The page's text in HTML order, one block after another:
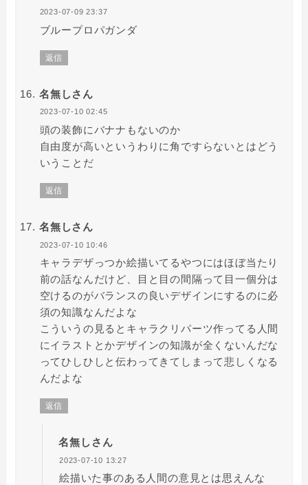
2023-07-09 23:37
ブループロパガンダ
返信
名無しさん
2023-07-10 02:45
頭の装飾にバナナもないのか
自由度が高いというわりに角ですらないとはどう
いうことだ
返信
名無しさん
2023-07-10 10:46
キャラデザっつか絵描いてるやつにはほぼ当たり
前の話なんだけど、目と目の間隔って目一個分は
空けるのがバランスの良いデザインにするのに必
須の知識なんだよな
こういうの見るとキャラクリパーツ作ってる人間
にイラストとかデザインの知識が全くないんだな
ってひしひしと伝わってきてしまって悲しくなる
んだよな
返信
名無しさん
2023-07-10 13:27
絵描いた事のある人間の意見とは思えんな